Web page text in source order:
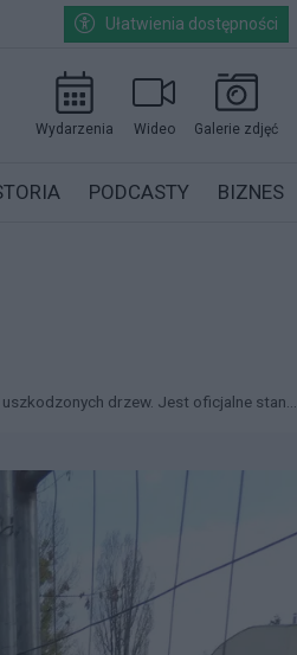
Ułatwienia dostępności
Wydarzenia Wideo Galerie zdjęć
PODCASTY BIZNES
drzew. Jest oficjalne stan...